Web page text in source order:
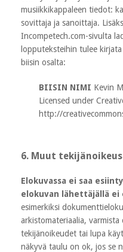
musiikkikappaleen tiedot:
sovittaja ja sanoittaja.
Incompetech.com-sivulta
lopputeksteihin tulee
biisin osalta:
BIISIN NIMI Kevin
Licensed under
http://
6. Muut
Elokuvassa ei saa
elokuvan lähettäjällä ei
esimerkiksi
arkistomateriaalia,
tekijänoikeudet tai lupa
näkyvä taulu on ok, jos se